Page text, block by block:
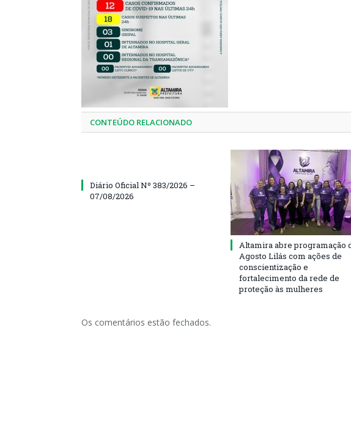
CONTEÚDO RELACIONADO
Diário Oficial Nº 383/2026 –
07/08/2026
Altamira abre programação
Agosto Lilás com ações de
conscientização e
fortalecimento da rede de
proteção às mulheres
Os comentários estão fechados.